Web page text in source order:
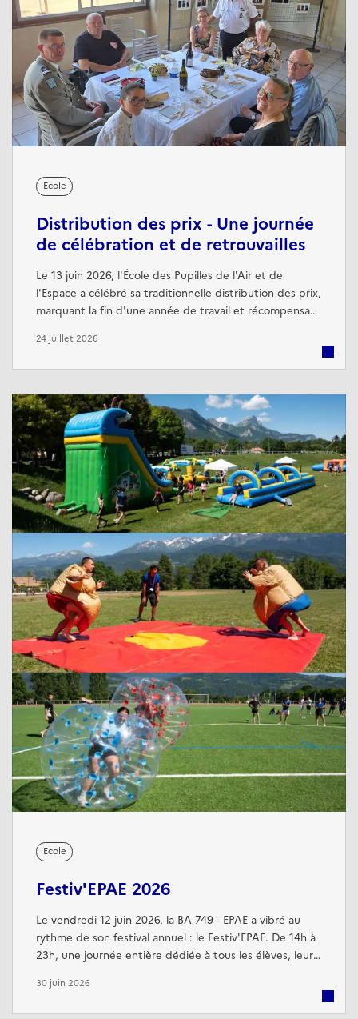
Ecole
Distribution des prix - Une journée
de célébration et de retrouvailles
Le 13 juin 2026, l'École des Pupilles de l'Air et de
l'Espace a célébré sa traditionnelle distribution des prix,
marquant la fin d'une année de travail et récompensant
leurs résultats et leur esprit de camaraderie. Cette
entreprises.
24 juillet 2026
Ecole
Festiv'EPAE 2026
Le vendredi 12 juin 2026, la BA 749 - EPAE a vibré au
rythme de son festival annuel : le Festiv'EPAE. De 14h à
23h, une journée entière dédiée à tous les élèves, leurs
programme : scène ouverte avec le spectacle des APF,
30 juin 2026